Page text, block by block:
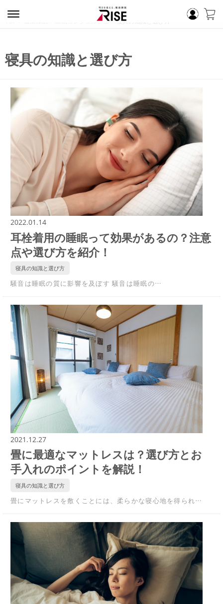
睡眠コンシェルジュ 寝具の知識と選び方
寝具の知識と選び方
2022.01.14
耳栓着用の睡眠って効果があるの？注意
点や選び方を紹介！
寝具の知識と選び方
騒音は睡眠の質に影響を及ぼす 騒音は睡眠の…
2021.12.27
畳に最適なマットレスは？選び方とお
手入れのポイントを解説！
寝具の知識と選び方
畳にマットレスを敷くことには、柔らかな寝心地を得られ…